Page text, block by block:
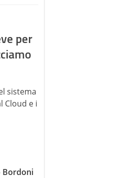
per
sistema
Cloud e i
Bordoni